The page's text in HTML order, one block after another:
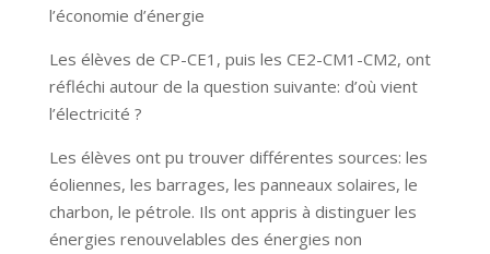
l’économie d’énergie
Les élèves de CP-CE1, puis les CE2-CM1-CM2, ont
réfléchi autour de la question suivante: d’où vient
l’électricité ?
Les élèves ont pu trouver différentes sources: les
éoliennes, les barrages, les panneaux solaires, le
charbon, le pétrole. Ils ont appris à distinguer les
énergies renouvelables des énergies non